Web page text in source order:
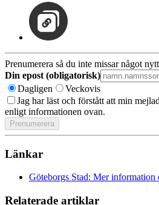
Prenumerera så du inte missar något
Din epost (obligatorisk)
Dagligen
Veckovis
Jag har läst och förstått att min
enligt informationen ovan.
Länkar
Göteborgs Stad: Mer information
Relaterade artiklar